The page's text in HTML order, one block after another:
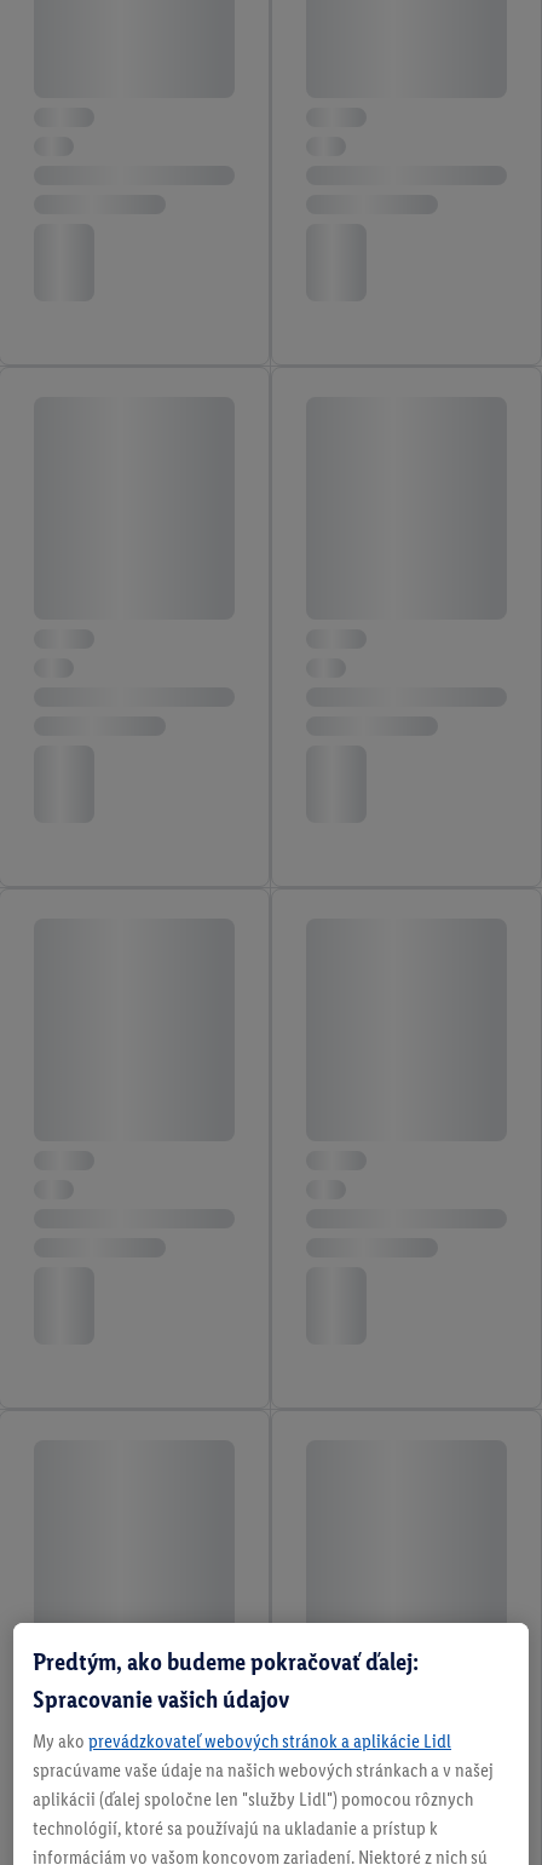
Predtým, ako budeme pokračovať ďalej:
Spracovanie vašich údajov
My ako prevádzkovateľ webových stránok a aplikácie Lidl
spracúvame vaše údaje na našich webových stránkach a v našej
aplikácii (ďalej spoločne len "služby Lidl") pomocou rôznych
technológií, ktoré sa používajú na ukladanie a prístup k
informáciám vo vašom koncovom zariadení. Niektoré z nich sú